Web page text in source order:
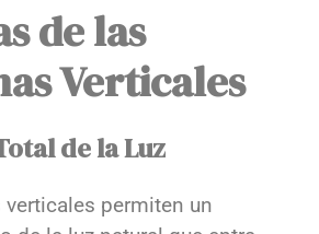
de las
Verticales
de la Luz
verticales permiten un